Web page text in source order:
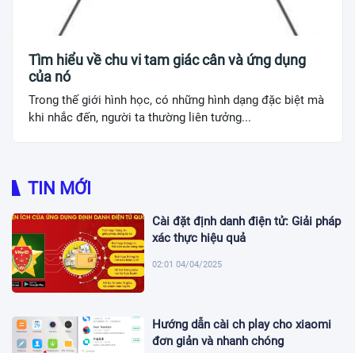
Tìm hiểu về chu vi tam giác cân và ứng dụng
của nó
Trong thế giới hình học, có những hình dạng đặc biệt mà
khi nhắc đến, người ta thường liên tưởng...
TIN MỚI
Cài đặt định danh điện tử: Giải pháp
xác thực hiệu quả
02:01 04/04/2025
Hướng dẫn cài ch play cho xiaomi
đơn giản và nhanh chóng